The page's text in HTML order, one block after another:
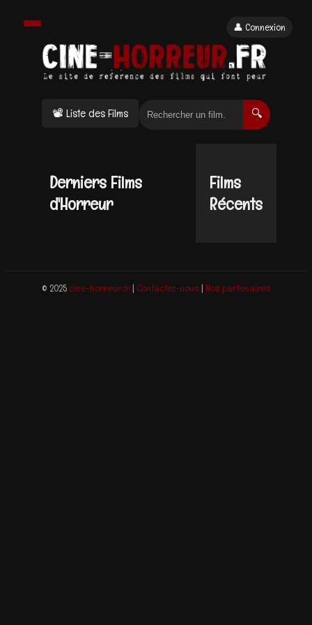
📽 Liste des Films 🔍
👤 Connexion
Derniers Films
d'Horreur
Films
Récents
© 2025 cine-horreur.fr| Contactez-nous| Nos partenaires